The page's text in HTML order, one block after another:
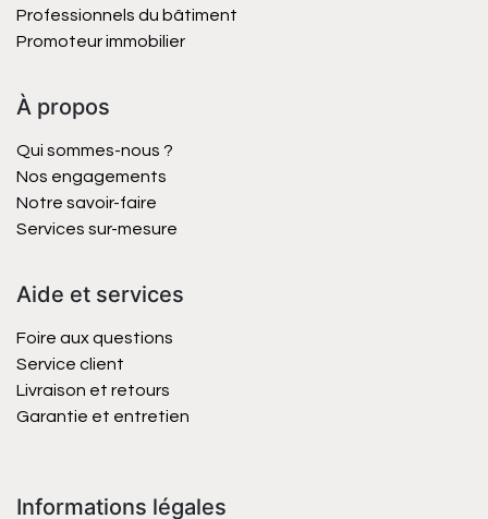
Professionnels du bâtiment
Promoteur immobilier
À propos
Qui sommes-nous ?
Nos engagements
Notre savoir-faire
Services sur-mesure
Aide et services
Foire aux questions
Service client
Livraison et retours
Garantie et entretien
Informations légales